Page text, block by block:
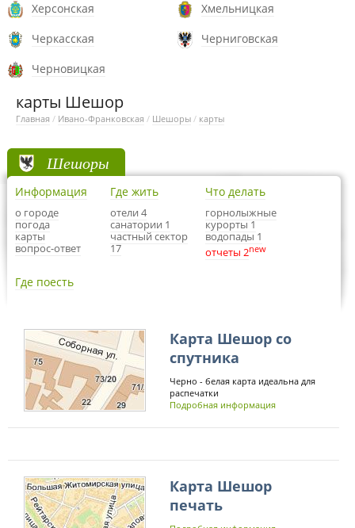
Херсонская
Хмельницкая
Черкасская
Черниговская
Черновицкая
карты Шешор
Главная / Ивано-Франковская / Шешоры / карты
Шешоры
Информация
о городе
погода
карты
вопрос-ответ
Где жить
отели 4
санатории 1
частный сектор
17
Что делать
горнолыжные
курорты 1
водопады 1
отчеты 2new
Где поесть
Карта Шешор со
спутника
Черно - белая карта идеальна для
распечатки
Подробная информация
Карта Шешор
печать